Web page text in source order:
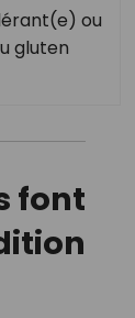
ou
gluten
font